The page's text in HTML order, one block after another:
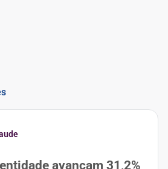
avançam 31,2%